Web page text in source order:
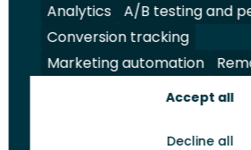
Volg
ons
op
LinkedIn
Volg
ons
op
Facebook
Volg
ons
op
YouTube
Volg
ons
op
Instagram
Juridisch Security A-Z
Analytics
A/B testing and
Conversion tracking
Marketing automation
Accept all
Decline all